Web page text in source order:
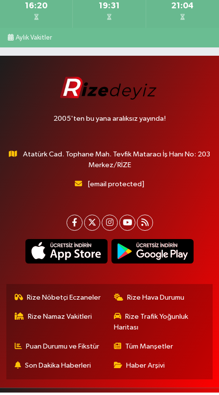
16:20 19:31 21:04
Aylık Vakitler
2005'ten bu yana aralıksız yayında!
Atatürk Cad. Tophane Mah. Tevfik Mataracı İş Hanı No: 203
Merkez/RİZE
[email protected]
Rize Nöbetçi Eczaneler Rize Hava Durumu
Rize Namaz Vakitleri
Rize Trafik Yoğunluk
Haritası
Puan Durumu ve Fikstür Tüm Manşetler
Son Dakika Haberleri Haber Arşivi